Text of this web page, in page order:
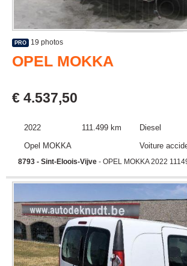
PRO 19 photos
OPEL MOKKA
€ 4.537,50
2022 111.499 km
Diesel
Opel MOKKA
Voiture
8793 - Sint-Eloois-Vijve - OPEL MOKKA 2022